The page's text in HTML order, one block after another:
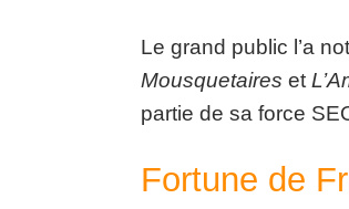
Le grand public l’a
Mousquetaires et
partie de sa force
Fortune de